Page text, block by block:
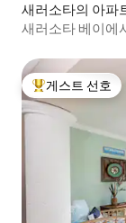
새러소타의 아파
새러소타 베이에
상위 게스트 선호
게스트 선호